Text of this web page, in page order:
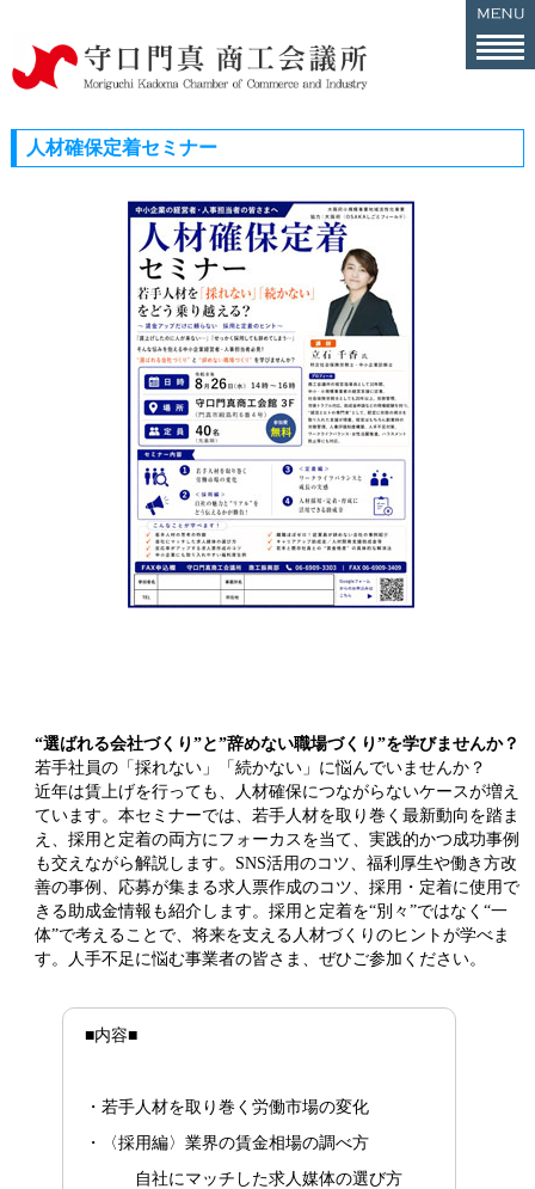
人材確保定着セミナー
“選ばれる会社づくり”と”辞めない職場づくり”を学びませんか？
若手社員の「採れない」「続かない」に悩んでいませんか？
近年は賃上げを行っても、人材確保につながらないケースが増え
ています。本セミナーでは、若手人材を取り巻く最新動向を踏ま
え、採用と定着の両方にフォーカスを当て、実践的かつ成功事例
も交えながら解説します。SNS活用のコツ、福利厚生や働き方改
善の事例、応募が集まる求人票作成のコツ、採用・定着に使用で
きる助成金情報も紹介します。採用と定着を“別々”ではなく“一
体”で考えることで、将来を支える人材づくりのヒントが学べま
す。人手不足に悩む事業者の皆さま、ぜひご参加ください。
■内容■
・若手人材を取り巻く労働市場の変化
・〈採用編〉業界の賃金相場の調べ方
自社にマッチした求人媒体の選び方